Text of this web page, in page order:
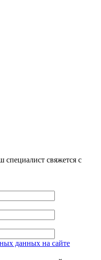
специалист свяжется с
данных на сайте